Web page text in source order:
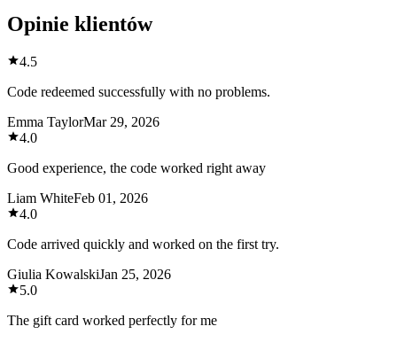
Opinie klientów
4.5
Code redeemed successfully with no problems.
Emma TaylorMar 29, 2026
4.0
Good experience, the code worked right away
Liam WhiteFeb 01, 2026
4.0
Code arrived quickly and worked on the first try.
Giulia KowalskiJan 25, 2026
5.0
The gift card worked perfectly for me